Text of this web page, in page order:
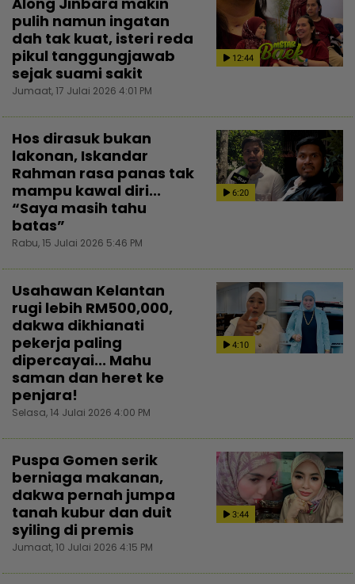
12:44
pulih namun ingatan
dah tak kuat, isteri reda
pikul tanggungjawab
sejak suami sakit
Jumaat, 17 Julai 2026 4:01 PM
6:20
Hos dirasuk bukan
lakonan, Iskandar
Rahman rasa panas tak
mampu kawal diri...
“Saya masih tahu
batas”
Rabu, 15 Julai 2026 5:46 PM
4:10
Usahawan Kelantan
rugi lebih RM500,000,
dakwa dikhianati
pekerja paling
dipercayai... Mahu
saman dan heret ke
penjara!
Selasa, 14 Julai 2026 4:00 PM
3:44
Puspa Gomen serik
berniaga makanan,
dakwa pernah jumpa
tanah kubur dan duit
syiling di premis
Jumaat, 10 Julai 2026 4:15 PM